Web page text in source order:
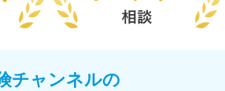
チャンネルの